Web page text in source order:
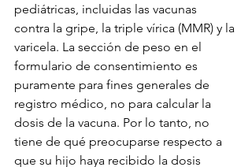
pediátricas, incluidas las vacunas
contra la gripe, la triple vírica (MMR) y la
varicela. La sección de peso en el
formulario de consentimiento es
puramente para fines generales de
registro médico, no para calcular la
dosis de la vacuna. Por lo tanto, no
tiene de qué preocuparse respecto a
que su hijo haya recibido la dosis